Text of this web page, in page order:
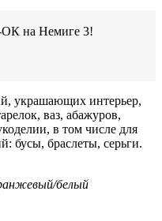
на Немиге 3!
украшающих интерьер,
ваз, абажуров,
в том числе для
бусы, браслеты, серьги.
белый